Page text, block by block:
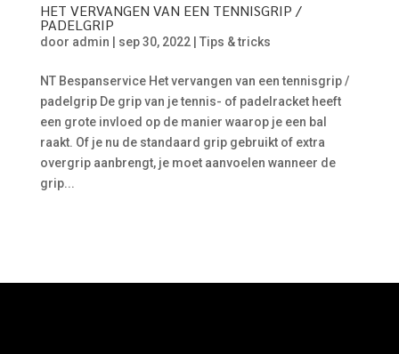
HET VERVANGEN VAN EEN TENNISGRIP /
PADELGRIP
door admin sep 30, 2022| Tips & tricks
NT Bespanservice Het vervangen van een tennisgrip /
padelgrip De grip van je tennis- of padelracket heeft
een grote invloed op de manier waarop je een bal
raakt. Of je nu de standaard grip gebruikt of extra
overgrip aanbrengt, je moet aanvoelen wanneer de
grip...